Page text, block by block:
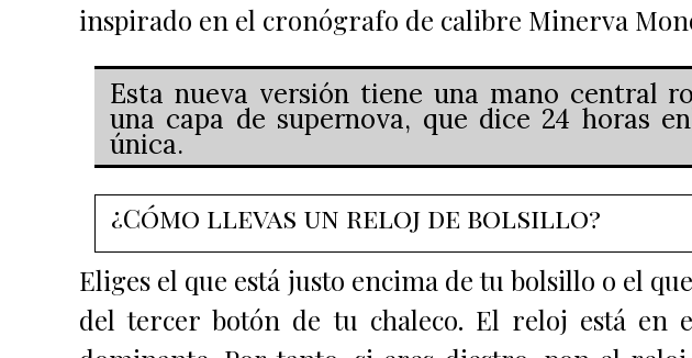
inspirado en el cronógrafo de calibre Minerva
Esta nueva versión tiene una mano central
una capa de supernova, que dice 24 horas
única.
¿Cómo llevas un reloj de bolsillo?
Eliges el que está justo encima de tu bolsillo o el
del tercer botón de tu chaleco. El reloj está en